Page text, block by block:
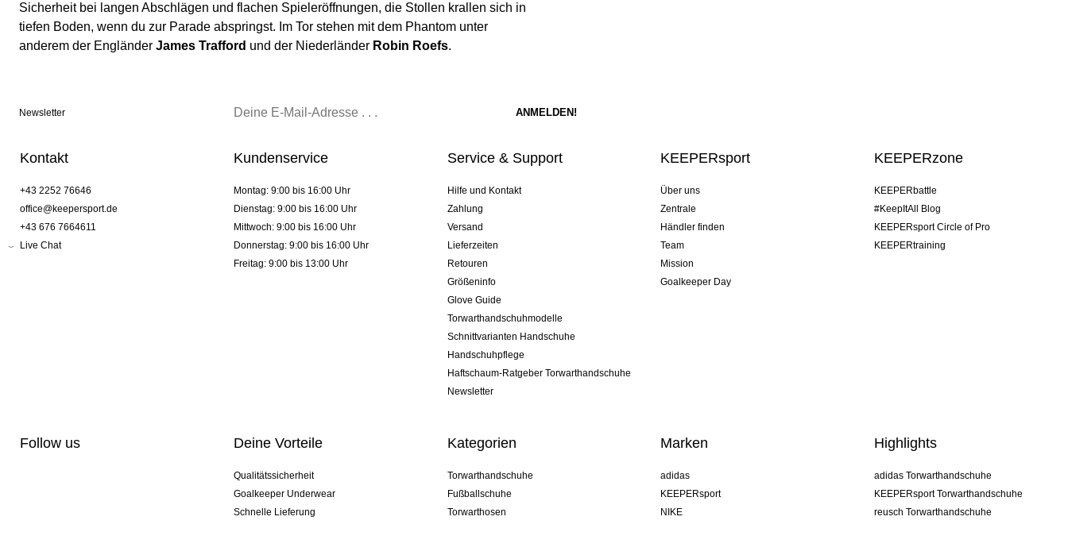
Sicherheit bei langen Abschlägen und flachen Spieleröffnungen, die Stollen krallen sich in
tiefen Boden, wenn du zur Parade abspringst. Im Tor stehen mit dem Phantom unter
anderem der Engländer James Trafford und der Niederländer Robin Roefs.
Newsletter
Kontakt
+43 2252 76646
office@keepersport.de
+43 676 7664611
Live Chat
Kundenservice
Montag: 9:00 bis 16:00 Uhr
Dienstag: 9:00 bis 16:00 Uhr
Mittwoch: 9:00 bis 16:00 Uhr
Donnerstag: 9:00 bis 16:00 Uhr
Freitag: 9:00 bis 13:00 Uhr
Service & Support
Hilfe und Kontakt
Zahlung
Versand
Lieferzeiten
Retouren
Größeninfo
Glove Guide
Torwarthandschuhmodelle
Schnittvarianten Handschuhe
Handschuhpflege
Haftschaum-Ratgeber Torwarthandschuhe
Newsletter
KEEPERsport
Über uns
Zentrale
Händler finden
Team
Mission
Goalkeeper Day
KEEPERzone
KEEPERbattle
#KeepItAll Blog
KEEPERsport Circle of Pro
KEEPERtraining
Follow us Deine Vorteile
Qualitätssicherheit
Goalkeeper Underwear
Schnelle Lieferung
Kategorien
Torwarthandschuhe
Fußballschuhe
Torwarthosen
Marken
adidas
KEEPERsport
NIKE
Highlights
adidas Torwarthandschuhe
KEEPERsport Torwarthandschuhe
reusch Torwarthandschuhe